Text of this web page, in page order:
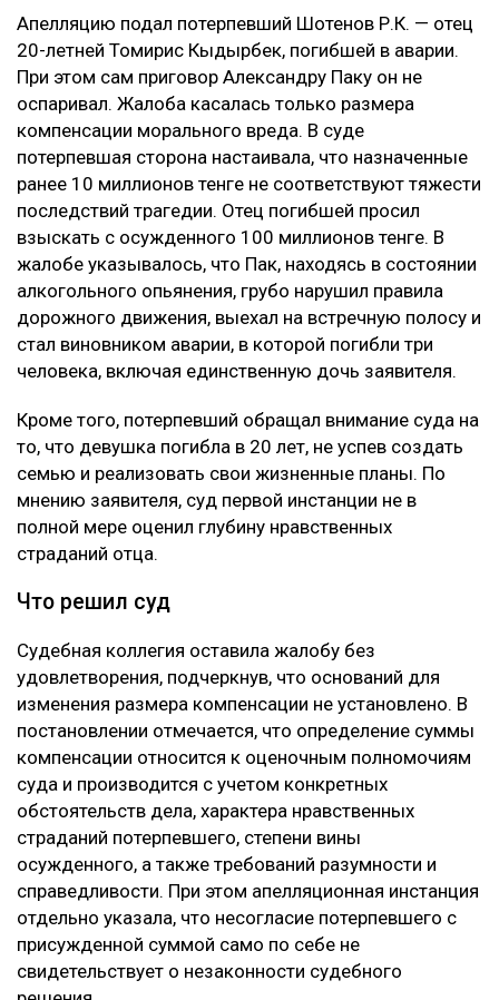
Апелляцию подал потерпевший Шотенов Р.К. — отец
20-летней Томирис Кыдырбек, погибшей в аварии.
При этом сам приговор Александру Паку он не
оспаривал. Жалоба касалась только размера
компенсации морального вреда. В суде
потерпевшая сторона настаивала, что назначенные
ранее 10 миллионов тенге не соответствуют тяжести
последствий трагедии. Отец погибшей просил
взыскать с осужденного 100 миллионов тенге. В
жалобе указывалось, что Пак, находясь в состоянии
алкогольного опьянения, грубо нарушил правила
дорожного движения, выехал на встречную полосу и
стал виновником аварии, в которой погибли три
человека, включая единственную дочь заявителя.
Кроме того, потерпевший обращал внимание суда на
то, что девушка погибла в 20 лет, не успев создать
семью и реализовать свои жизненные планы. По
мнению заявителя, суд первой инстанции не в
полной мере оценил глубину нравственных
страданий отца.
Что решил суд
Судебная коллегия оставила жалобу без
удовлетворения, подчеркнув, что оснований для
изменения размера компенсации не установлено. В
постановлении отмечается, что определение суммы
компенсации относится к оценочным полномочиям
суда и производится с учетом конкретных
обстоятельств дела, характера нравственных
страданий потерпевшего, степени вины
осужденного, а также требований разумности и
справедливости. При этом апелляционная инстанция
отдельно указала, что несогласие потерпевшего с
присужденной суммой само по себе не
свидетельствует о незаконности судебного